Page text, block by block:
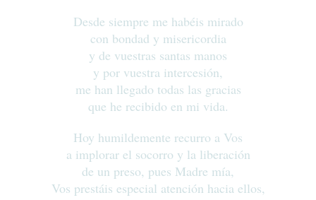
Desde siempre me habéis mirado
con bondad y misericordia
y de vuestras santas manos
y por vuestra intercesión,
me han llegado todas las gracias
que he recibido en mi vida.
Hoy humildemente recurro a Vos
a implorar el socorro y la liberación
de un preso, pues Madre mía,
Vos prestáis especial atención hacia ellos,